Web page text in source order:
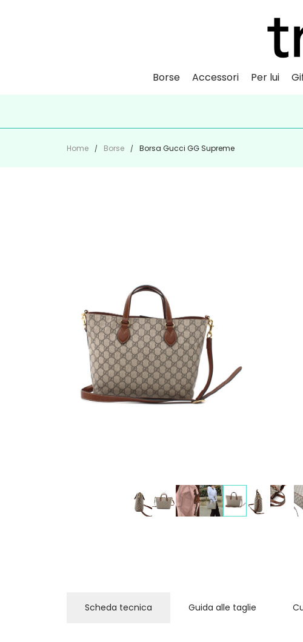
Borse Accessori Per lui
ISCRIVITI
Home Borse Borsa Gucci GG Supreme
Scheda tecnica Guida alle taglie